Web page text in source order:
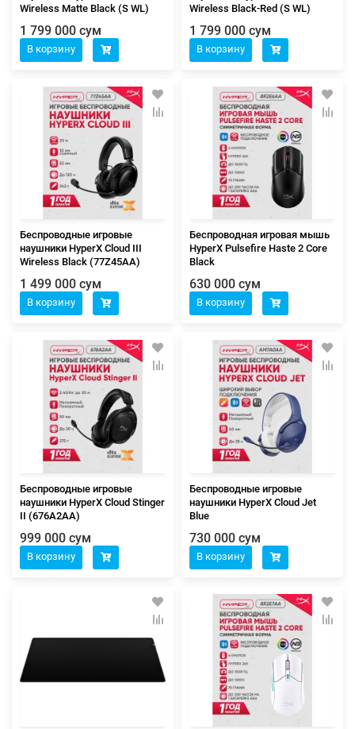
Wireless Matte Black (S WL)
1 799 000 сум
В корзину
Wireless Black-Red (S WL)
1 799 000 сум
В корзину
Беспроводные игровые
наушники HyperX Cloud III
Wireless Black (77Z45AA)
1 499 000 сум
В корзину
Беспроводная игровая мышь
HyperX Pulsefire Haste 2 Core
Black
630 000 сум
В корзину
Беспроводные игровые
наушники HyperX Cloud Stinger
II (676A2AA)
999 000 сум
В корзину
Беспроводные игровые
наушники HyperX Cloud Jet
Blue
730 000 сум
В корзину